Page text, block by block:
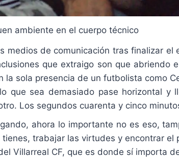
ambiente en el cuerpo técnico
medios de comunicación tras finalizar
que extraigo son que abriendo
la sola presencia de un futbolista como
que sea demasiado pase horizontal
Los segundos cuarenta y cinco
ahora lo importante no es eso,
trabajar las virtudes y encontrar
Villarreal CF, que es donde sí importa